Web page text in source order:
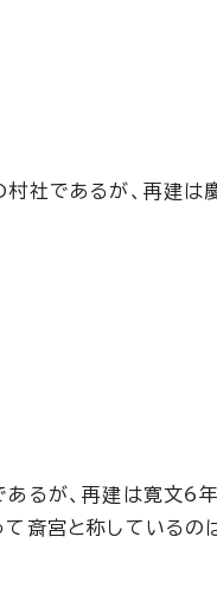
村社であるが、再建
あるが、再建は寛文6
斎宮と称しているの